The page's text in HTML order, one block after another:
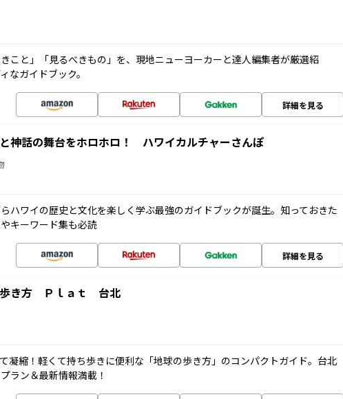
きこと」「見るべきもの」を、現地ニューヨーカーと達人編集者が厳選紹
ガイドブック。
詳細を見る
神話の舞台をホロホロ！ ハワイカルチャーさんぽ
ハワイの歴史と文化を楽しく学ぶ最強のガイドブックが誕生。知っておきた
キーワード集も必読
詳細を見る
き方 Ｐｌａｔ 台北
凝縮！軽くて持ち歩きに便利な「地球の歩き方」のコンパクトガイド。台北
ラン＆最新情報満載！